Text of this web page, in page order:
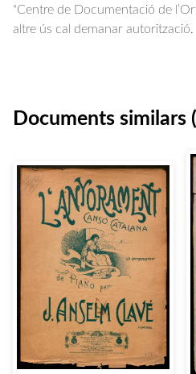
"Centre de Documentació de
altre ús cal demanar autorització.
Documents similars